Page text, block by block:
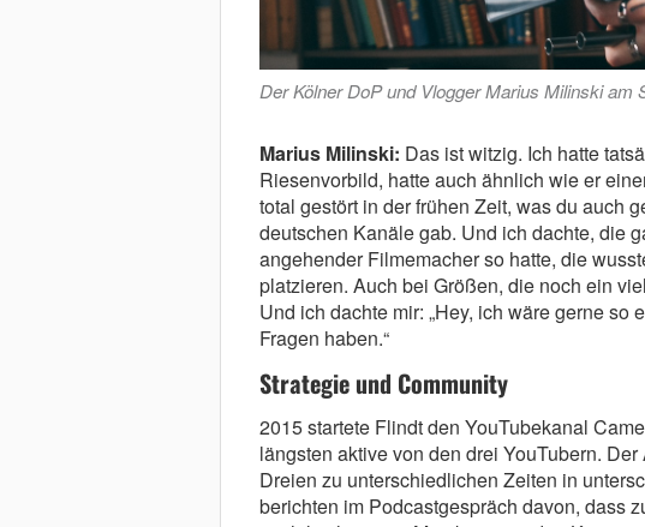
Der Kölner DoP und Vlogger Marius Milinski am
Marius Milinski: Das ist witzig. Ich hatte
Riesenvorbild, hatte auch ähnlich wie er
total gestört in der frühen Zeit, was du auch
deutschen Kanäle gab. Und ich dachte, die
angehender Filmemacher so hatte, die
platzieren. Auch bei Größen, die noch ein
Und ich dachte mir: „Hey, ich wäre gerne so
Fragen haben.“
Strategie und Community
2015 startete Flindt den YouTubekanal
längsten aktive von den drei YouTubern.
Dreien zu unterschiedlichen Zeiten in
berichten im Podcastgespräch davon, dass